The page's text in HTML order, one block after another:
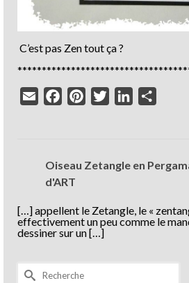
C’est pas Zen tout ça ?
Email
FacebookPinterestTwitterLinkedIn
Oiseau Zetangle en
d'ART
[…] appellent le Zetangle, le «
effectivement un peu comme le
dessiner sur un […]
Rechercher :